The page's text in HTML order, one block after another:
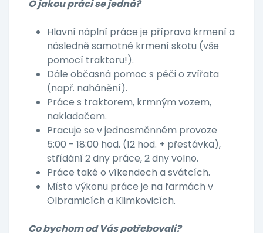
O jakou práci se jedná?
Hlavní náplní práce je příprava krmení a
následně samotné krmení skotu (vše
pomocí traktoru!).
Dále občasná pomoc s péči o zvířata
(např. nahánění).
Práce s traktorem, krmným vozem,
nakladačem.
Pracuje se v jednosměnném provoze
5:00 - 18:00 hod. (12 hod. + přestávka),
střídání 2 dny práce, 2 dny volno.
Práce také o víkendech a svátcích.
Místo výkonu práce je na farmách v
Olbramicích a Klimkovicích.
Co bychom od Vás potřebovali?